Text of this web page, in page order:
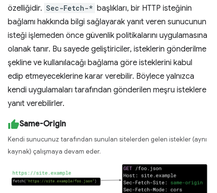
özelliğidir. Sec-Fetch-* başlıkları, bir HTTP isteğinin
bağlamı hakkında bilgi sağlayarak yanıt veren sunucunun
isteği işlemeden önce güvenlik politikalarını uygulamasına
olanak tanır. Bu sayede geliştiriciler, isteklerin gönderilme
şekline ve kullanılacağı bağlama göre isteklerini kabul
edip etmeyeceklerine karar verebilir. Böylece yalnızca
kendi uygulamaları tarafından gönderilen meşru isteklere
yanıt verebilirler.
Same-Origin
Kendi sunucunuz tarafından sunulan sitelerden gelen istekler (aynı
kaynak) çalışmaya devam eder.